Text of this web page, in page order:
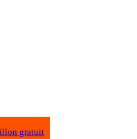
gratuit